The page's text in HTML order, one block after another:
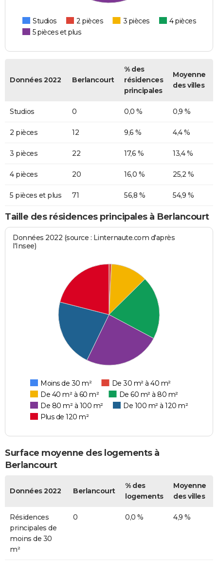
Studios 2 pièces 3 pièces
4 pièces
5 pièces et plus
Données 2022 Berlancourt
% des
résidences
principales
Moyenne
des villes
Studios 0 0,0 % 0,9 %
2 pièces 12 9,6 % 4,4 %
3 pièces 22 17,6 % 13,4 %
4 pièces 20 16,0 % 25,2 %
5 pièces et plus 71 56,8 % 54,9 %
Taille des résidences principales à Berlancourt
Données 2022 (source : Linternaute.com d'après
l'Insee)
Moins de 30 m²
De 30 m² à 40 m²
De 40 m² à 60 m²
De 60 m² à 80 m²
De 80 m² à 100 m²
De 100 m² à 120 m²
Plus de 120 m²
Surface moyenne des logements à
Berlancourt
Données 2022 Berlancourt
% des
logements
Moyenne
des villes
Résidences
principales de
moins de 30
m²
0 0,0 % 4,9 %